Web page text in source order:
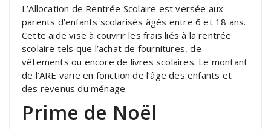
L’Allocation de Rentrée Scolaire est versée aux
parents d’enfants scolarisés âgés entre 6 et 18 ans.
Cette aide vise à couvrir les frais liés à la rentrée
scolaire tels que l’achat de fournitures, de
vêtements ou encore de livres scolaires. Le montant
de l’ARE varie en fonction de l’âge des enfants et
des revenus du ménage.
Prime de Noël